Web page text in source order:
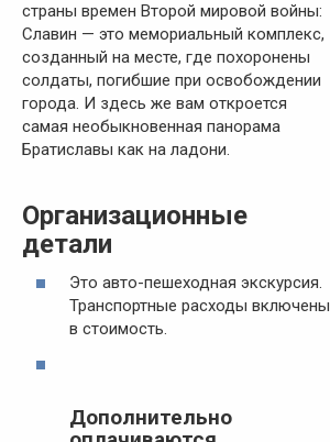
страны времен Второй мировой войны:
Славин — это мемориальный комплекс,
созданный на месте, где похоронены
солдаты, погибшие при освобождении
города. И здесь же вам откроется
самая необыкновенная панорама
Братиславы как на ладони.
Организационные
детали
Это авто-пешеходная экскурсия.
Транспортные расходы включены
в стоимость.
Дополнительно